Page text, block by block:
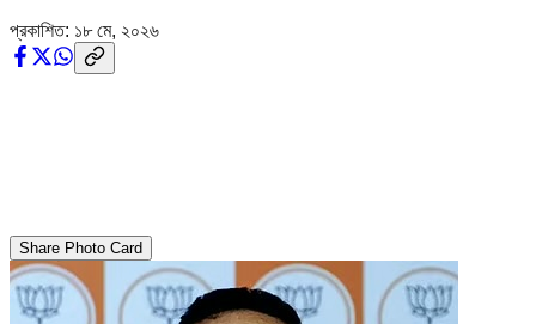
প্রকাশিত: ১৮ মে, ২০২৬
Share Photo Card